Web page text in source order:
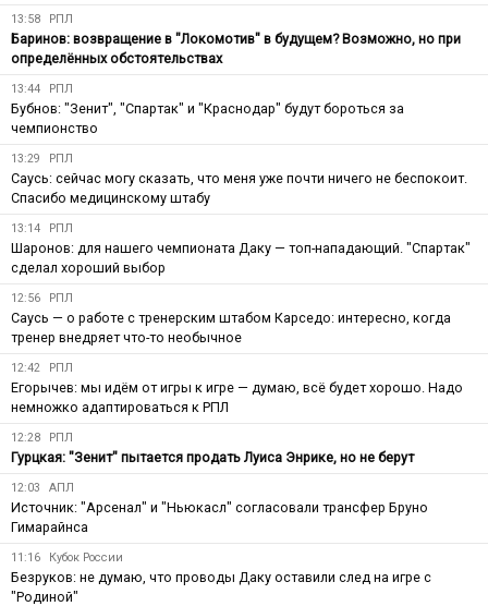
13:58 РПЛ
Баринов: возвращение в "Локомотив" в будущем? Возможно, но при
определённых обстоятельствах
13:44 РПЛ
Бубнов: "Зенит", "Спартак" и "Краснодар" будут бороться за
чемпионство
13:29 РПЛ
Саусь: сейчас могу сказать, что меня уже почти ничего не беспокоит.
Спасибо медицинскому штабу
13:14 РПЛ
Шаронов: для нашего чемпионата Даку — топ-нападающий. "Спартак"
сделал хороший выбор
12:56 РПЛ
Саусь — о работе с тренерским штабом Карседо: интересно, когда
тренер внедряет что-то необычное
12:42 РПЛ
Егорычев: мы идём от игры к игре — думаю, всё будет хорошо. Надо
немножко адаптироваться к РПЛ
12:28 РПЛ
Гурцкая: "Зенит" пытается продать Луиса Энрике, но не берут
12:03 АПЛ
Источник: "Арсенал" и "Ньюкасл" согласовали трансфер Бруно
Гимарайнса
11:16 Кубок России
Безруков: не думаю, что проводы Даку оставили след на игре с
"Родиной"